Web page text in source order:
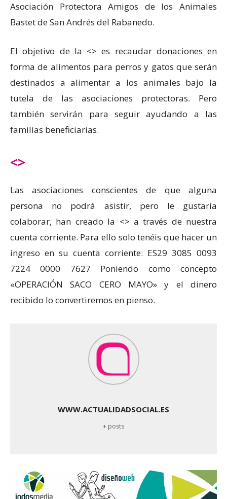
Asociación Protectora Amigos de los Animales
Bastet de San Andrés del Rabanedo.
El objetivo de la <> es recaudar donaciones en
forma de alimentos para perros y gatos que serán
destinados a alimentar a los animales bajo la
tutela de las asociaciones protectoras. Pero
también servirán para seguir ayudando a las
familias beneficiarias.
<>
Las asociaciones conscientes de que alguna
persona no podrá asistir, pero le gustaría
colaborar, han creado la <> a través de nuestra
cuenta corriente. Para ello solo tenéis que hacer un
ingreso en su cuenta corriente: ES29 3085 0093
7224 0000 7627 Poniendo como concepto
«OPERACIÓN SACO CERO MAYO» y el dinero
recibido lo convertiremos en pienso.
WWW.ACTUALIDADSOCIAL.ES
+ posts